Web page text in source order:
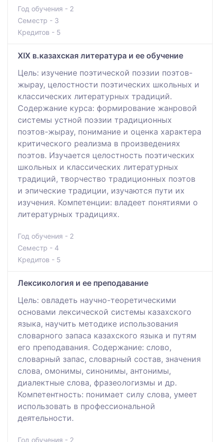
Год обучения - 2
Семестр - 3
Кредитов - 5
XIX в.казахская литература и ее обучение
Цель: изучение поэтической поэзии поэтов-
жырау, целостности поэтических школьных и
классических литературных традиций.
Содержание курса: формирование жанровой
системы устной поэзии традиционных
поэтов-жырау, понимание и оценка характера
критического реализма в произведениях
поэтов. Изучается целостность поэтических
школьных и классических литературных
традиций, творчество традиционных поэтов
и эпические традиции, изучаются пути их
изучения. Компетенции: владеет понятиями о
литературных традициях.
Год обучения - 2
Семестр - 4
Кредитов - 5
Лексикология и ее преподавание
Цель: овладеть научно-теоретическими
основами лексической системы казахского
языка, научить методике использования
словарного запаса казахского языка и путям
его преподавания. Содержание: слово,
словарный запас, словарный состав, значения
слова, омонимы, синонимы, антонимы,
диалектные слова, фразеологизмы и др.
Компетентность: понимает силу слова, умеет
использовать в профессиональной
деятельности.
Год обучения - 2